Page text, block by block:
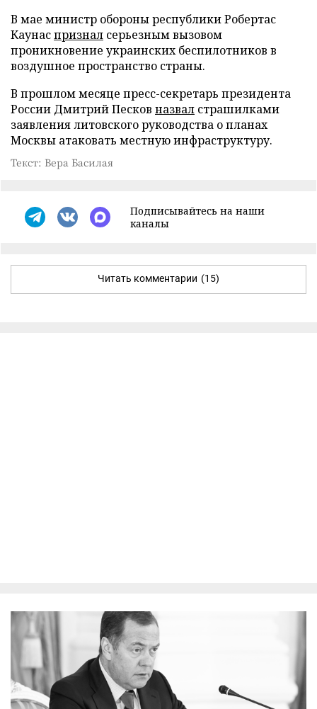
В мае министр обороны республики Робертас
Каунаспризнал серьезным вызовом
проникновение украинских беспилотников в
воздушное пространство страны.
В прошлом месяце пресс-секретарь президента
России Дмитрий Песков назвал страшилками
заявления литовского руководства о планах
Москвы атаковать местную инфраструктуру.
Текст: Вера Басилая
Подписывайтесь на наши
каналы
Читать комментарии (15)